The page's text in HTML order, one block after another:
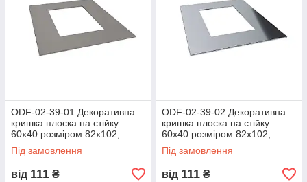
ODF-02-39-01 Декоративна
кришка плоска на стійку
60х40 розміром 82х102,
матова
Під замовлення
від 111 ₴
ODF-02-39-02 Декоративна
кришка плоска на стійку
60х40 розміром 82х102,
полірована
Під замовлення
від 111 ₴